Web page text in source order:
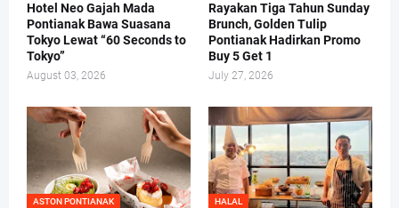
Hotel Neo Gajah Mada
Pontianak Bawa Suasana
Tokyo Lewat “60 Seconds to
Tokyo”
August 03, 2026
Rayakan Tiga Tahun Sunday
Brunch, Golden Tulip
Pontianak Hadirkan Promo
Buy 5 Get 1
July 27, 2026
ASTON PONTIANAK HALAL